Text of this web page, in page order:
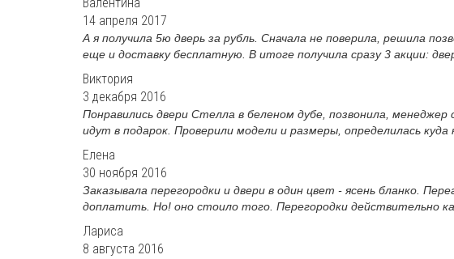
14 апреля 2017
А я получила 5ю дверь за рубль. Сначала не поверила, решила
еще и доставку бесплатную. В итоге получила сразу 3 акции:
Виктория
3 декабря 2016
Понравились двери Стелла в беленом дубе, позвонила,
идут в подарок. Проверили модели и размеры, определилась куда
Елена
30 ноября 2016
Заказывала перегородки и двери в один цвет - ясень бланко.
доплатить. Но! оно стоило того. Перегородки действительно
Лариса
8 августа 2016